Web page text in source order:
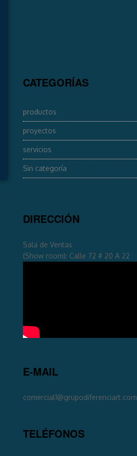
CATEGORÍAS
productos
proyectos
servicios
Sin categoría
DIRECCIÓN
Sala de Ventas
(Show room): Calle 72 # 20 A 22
E-MAIL
comercial1@grupodiferenciart.com
TELÉFONOS